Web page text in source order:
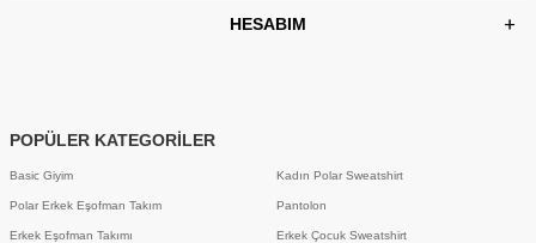
HESABIM
POPÜLER KATEGORİLER
Basic Giyim
Polar Erkek Eşofman Takım
Erkek Eşofman Takımı
Kadın Polar Sweatshirt
Pantolon
Erkek Çocuk Sweatshirt